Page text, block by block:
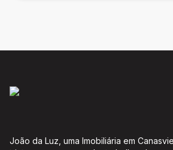
João da Luz, uma Imobiliária em